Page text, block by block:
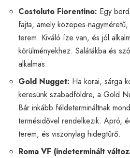
Costoluto Fiorentino: Egy
fajta, amely közepes-
terem. Kiváló íze van, és jól
körülményekhez. Salátákba és
alkalmas.
Gold Nugget: Ha korai, sárga
keresünk szabadföldre, a Gold
Bár inkább féldetermináltnak
termésidővel rendelkezik. Apró,
terem, és viszonylag hidegtűrő.
Roma VF (indeterminált